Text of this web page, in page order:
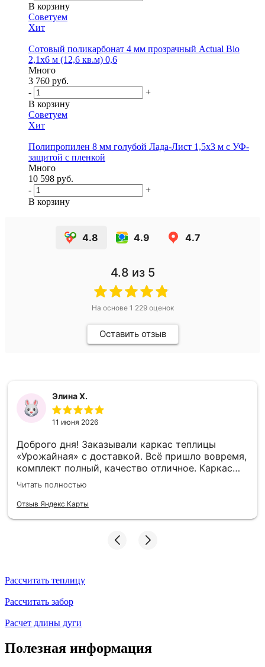
В корзину
Советуем
Хит
Сотовый поликарбонат 4 мм прозрачный Actual Bio
2,1х6 м (12,6 кв.м) 0,6
Много
3 760 руб.
-
+
В корзину
Советуем
Хит
Полипропилен 8 мм голубой Лада-Лист 1,5х3 м с УФ-
защитой с пленкой
Много
10 598 руб.
-
+
В корзину
4.8 4.9 4.7
4.8 из 5
На основе 1 229оценок
Оставить отзыв
Элина Х.
11 июня 2026
Доброго дня! Заказывали каркас теплицы
«Урожайная» с доставкой. Всё пришло вовремя,
комплект полный, качество отличное. Каркас
прочный, собирается легко (инструкция по
сборке прилагалась вместе с каркасом
теплицы) Покупкой довольны, компании
Читать полностью
Отзыв Яндекс Карты
Рассчитать теплицу
Рассчитать забор
Расчет длины дуги
Полезная информация